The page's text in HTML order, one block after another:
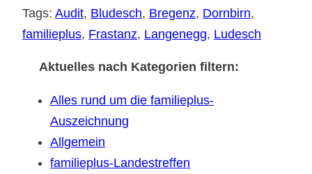
Tags: Audit, Bludesch, Bregenz, Dornbirn
familieplus, Frastanz, Langenegg, Ludesch
Aktuelles nach Kategorien filtern:
Alles rund um die familieplus-
Auszeichnung
Allgemein
familieplus-Landestreffen